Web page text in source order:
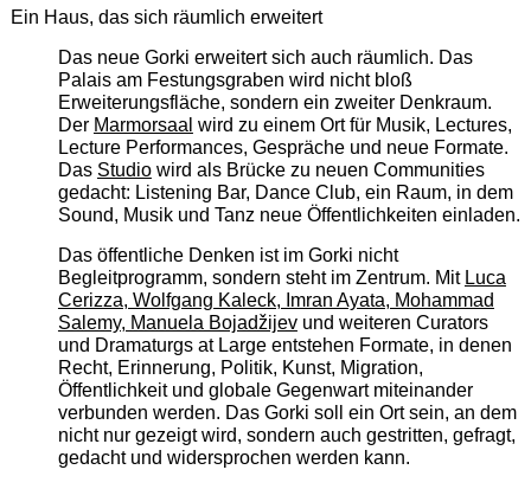
Ein Haus, das sich räumlich erweitert
Das neue Gorki erweitert sich auch räumlich. Das
Palais am Festungsgraben wird nicht bloß
Erweiterungsfläche, sondern ein zweiter Denkraum.
Der Marmorsaal wird zu einem Ort für Musik, Lectures,
Lecture Performances, Gespräche und neue Formate.
Das Studiowird als Brücke zu neuen Communities
gedacht: Listening Bar, Dance Club, ein Raum, in dem
Sound, Musik und Tanz neue Öffentlichkeiten einladen.
Das öffentliche Denken ist im Gorki nicht
Begleitprogramm, sondern steht im Zentrum. Mit Luca
Cerizza, Wolfgang Kaleck, Imran Ayata, Mohammad
Salemy, Manuela Bojadžijevund weiteren Curators
und Dramaturgs at Large entstehen Formate, in denen
Recht, Erinnerung, Politik, Kunst, Migration,
Öffentlichkeit und globale Gegenwart miteinander
verbunden werden. Das Gorki soll ein Ort sein, an dem
nicht nur gezeigt wird, sondern auch gestritten, gefragt,
gedacht und widersprochen werden kann.